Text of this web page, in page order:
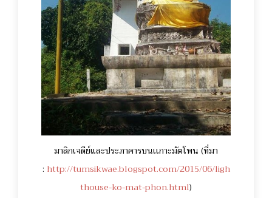
มาลิกเจดีย์และประภาคารบนเเกาะมัตโพน (ที่มา
: http://tumsikwae.blogspot.com/2015/06/ligh
thouse-ko-mat-phon.html)